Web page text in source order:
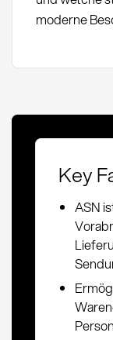
moderne
Key
ASN